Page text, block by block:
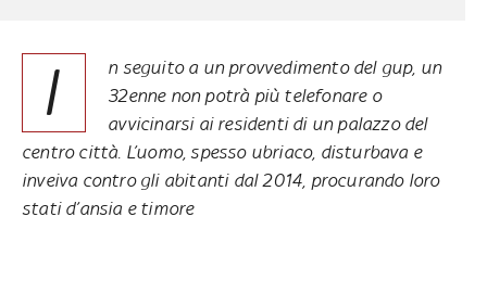
I
n seguito a un provvedimento del gup, un
32enne non potrà più telefonare o
avvicinarsi ai residenti di un palazzo del
centro città. L’uomo, spesso ubriaco, disturbava e
inveiva contro gli abitanti dal 2014, procurando loro
stati d’ansia e timore